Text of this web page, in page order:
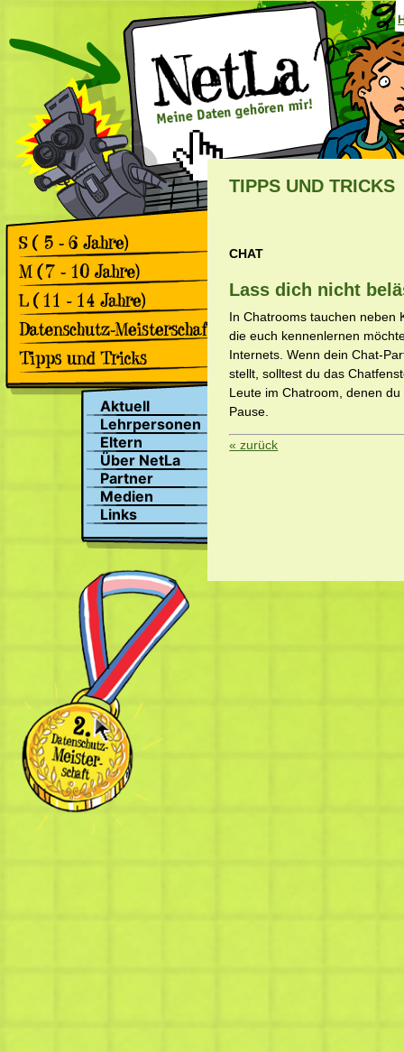
Games
Comics
Games
Comics
Games
Comics
Rückblick 2. Datenschutz-
Meisterschaft
Rückblick 1. Datenschutz-
Meisterschaft
Apps & Facebook
Surfen
Suchen
Aktuell
Lehrpersonen
Eltern
Über NetLa
Partner
Medien
Links
TIPPS UND TRICKS
CHAT
Lass dich nicht
In Chatrooms tauchen neben
die euch kennenlernen
Internets. Wenn dein Chat-
stellt, solltest du das
Leute im Chatroom, denen
Pause.
« zurück